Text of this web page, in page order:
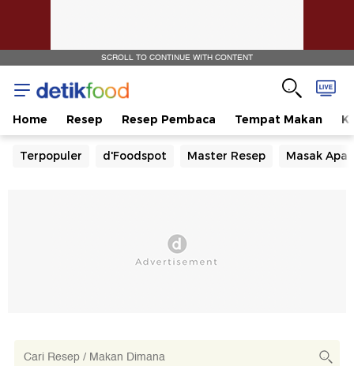
SCROLL TO CONTINUE WITH CONTENT
Home Resep Resep Pembaca Tempat Makan
Terpopuler d'Foodspot Master Resep Masak Apa